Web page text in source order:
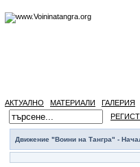
АКТУАЛНО МАТЕРИАЛИ ГАЛЕРИЯ
Движение "Воини на Тангра" -